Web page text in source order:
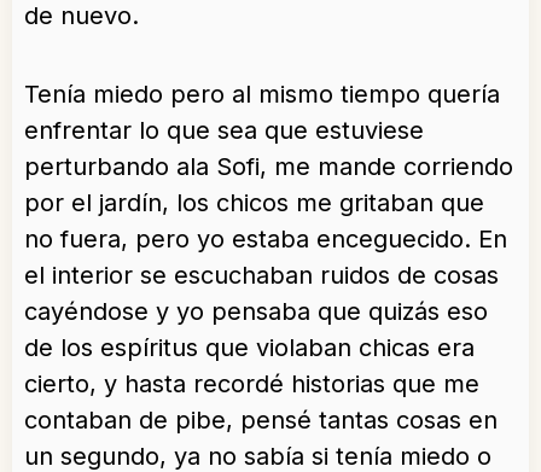
de nuevo.
Tenía miedo pero al mismo tiempo quería
enfrentar lo que sea que estuviese
perturbando ala Sofi, me mande corriendo
por el jardín, los chicos me gritaban que
no fuera, pero yo estaba enceguecido. En
el interior se escuchaban ruidos de cosas
cayéndose y yo pensaba que quizás eso
de los espíritus que violaban chicas era
cierto, y hasta recordé historias que me
contaban de pibe, pensé tantas cosas en
un segundo, ya no sabía si tenía miedo o